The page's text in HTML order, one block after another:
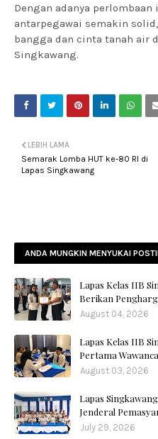
Dengan adanya
antarpegawai semakin
bangga dan cinta tanah air
Singkawang.
LEBIH LAMA
Semarak Lomba HUT ke-80 RI di
Lapas Singkawang
ANDA MUNGKIN MENYUKAI
Lapas Kelas IIB
Berikan
August 04, 2026
Lapas Kelas IIB
Pertama
August 03, 2026
Lapas
Jenderal
July 29, 2026